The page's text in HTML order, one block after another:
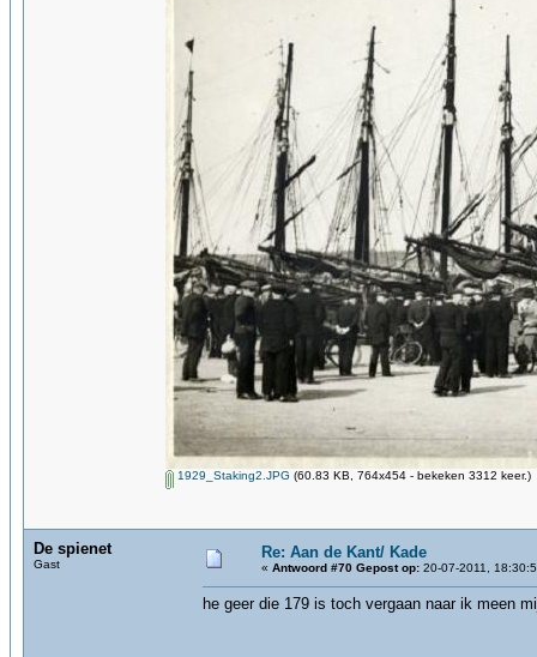
1929_Staking2.JPG (60.83 KB, 764x454 - bekeken 3312 keer.)
De spienet
Gast
Re: Aan de Kant/ Kade
« Antwoord #70 Gepost op: 20-07-2011,
he geer die 179 is toch vergaan naar ik meen